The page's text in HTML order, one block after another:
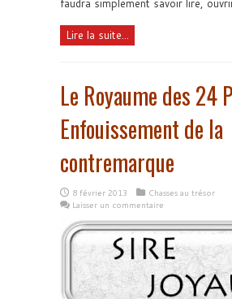
faudra simplement savoir lire,
Lire la suite...
Le Royaume des 24
Enfouissement de la
contremarque
8 février 2013
Chasses au trésor
Laisser un commentaire